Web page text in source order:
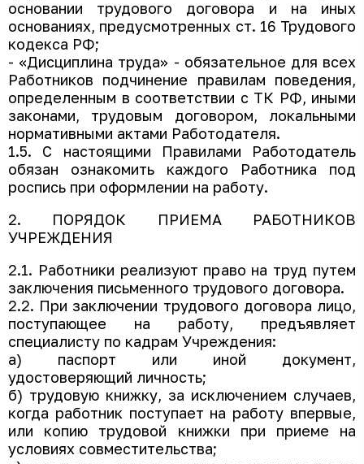
основании трудового договора и на иных
основаниях, предусмотренных ст. 16 Трудового
кодекса РФ;
- «Дисциплина труда» - обязательное для всех
Работников подчинение правилам поведения,
определенным в соответствии с ТК РФ, иными
законами, трудовым договором, локальными
нормативными актами Работодателя.
1.5. С настоящими Правилами Работодатель
обязан ознакомить каждого Работника под
роспись при оформлении на работу.
2. ПОРЯДОК ПРИЕМА РАБОТНИКОВ
УЧРЕЖДЕНИЯ
2.1. Работники реализуют право на труд путем
заключения письменного трудового договора.
2.2. При заключении трудового договора лицо,
поступающее на работу, предъявляет
специалисту по кадрам Учреждения:
а) паспорт или иной документ,
удостоверяющий личность;
б) трудовую книжку, за исключением случаев,
когда работник поступает на работу впервые,
или копию трудовой книжки при приеме на
условиях совместительства;